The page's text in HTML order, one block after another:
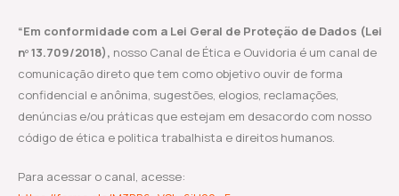
“Em conformidade com a Lei Geral de Proteção de Dados (Lei
nº 13.709/2018), nosso Canal de Ética e Ouvidoria é um canal de
comunicação direto que tem como objetivo ouvir de forma
confidencial e anônima, sugestões, elogios, reclamações,
denúncias e/ou práticas que estejam em desacordo com nosso
código de ética e politica trabalhista e direitos humanos.
Para acessar o canal, acesse: